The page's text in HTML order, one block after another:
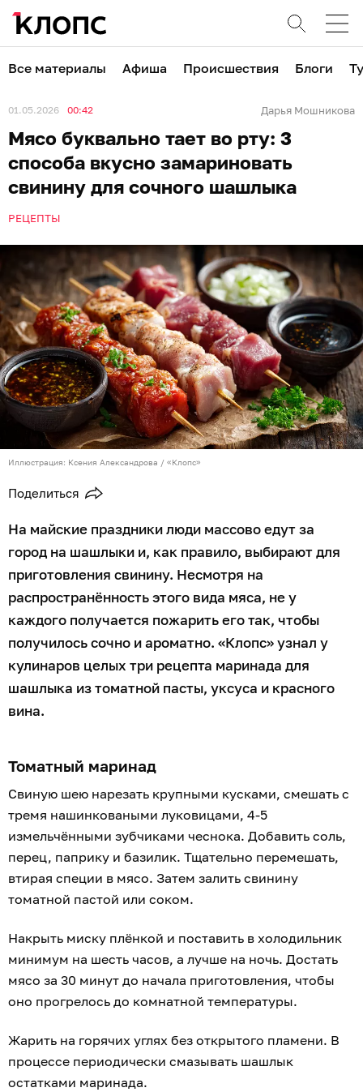
Все материалы Афиша Происшествия Блоги
01.05.2026 00:42 Дарья Мошникова
Мясо буквально тает во рту: 3
способа вкусно замариновать
свинину для сочного шашлыка
РЕЦЕПТЫ
Иллюстрация: Ксения Александрова / «Клопс»
Поделиться
На майские праздники люди массово едут за
город на шашлыки и, как правило, выбирают для
приготовления свинину. Несмотря на
распространённость этого вида мяса, не у
каждого получается пожарить его так, чтобы
получилось сочно и ароматно. «Клопс» узнал у
кулинаров целых три рецепта маринада для
шашлыка из томатной пасты, уксуса и красного
вина.
Томатный маринад
Свиную шею нарезать крупными кусками, смешать с
тремя нашинковаными луковицами, 4-5
измельчёнными зубчиками чеснока. Добавить соль,
перец, паприку и базилик. Тщательно перемешать,
втирая специи в мясо. Затем залить свинину
томатной пастой или соком.
Накрыть миску плёнкой и поставить в холодильник
минимум на шесть часов, а лучше на ночь. Достать
мясо за 30 минут до начала приготовления, чтобы
оно прогрелось до комнатной температуры.
Жарить на горячих углях без открытого пламени. В
процессе периодически смазывать шашлык
остатками маринада.